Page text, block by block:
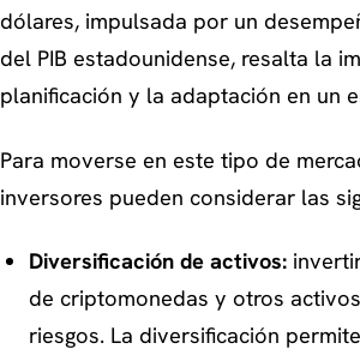
dólares, impulsada por un
del PIB estadounidense, resalta la
planificación y la adaptación en un
Para moverse en este tipo de
inversores pueden considerar las
Diversificación de activos:
de criptomonedas y otros
riesgos. La diversificación